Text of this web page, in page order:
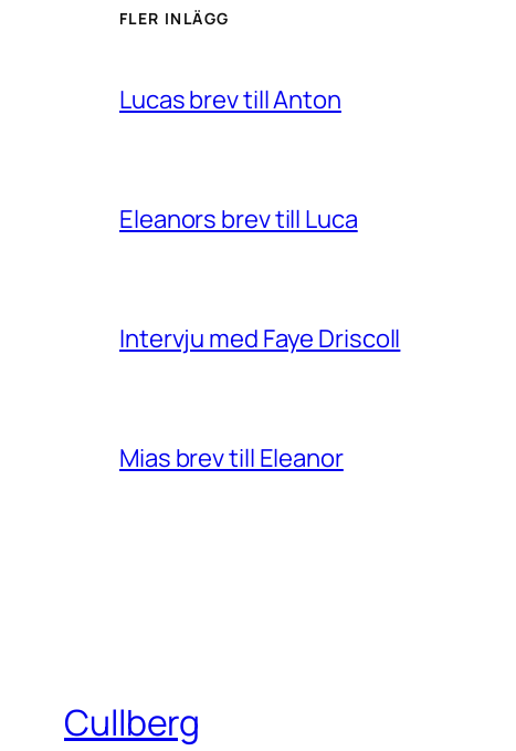
FLER INLÄGG
Lucas brev till Anton
Eleanors brev till Luca
Intervju med Faye Driscoll
Mias brev till Eleanor
Cullberg